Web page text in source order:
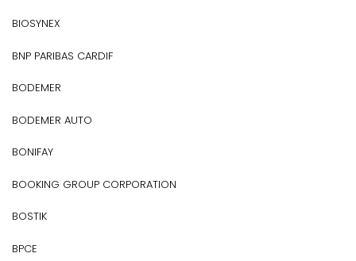
BIOSYNEX
BNP PARIBAS CARDIF
BODEMER
BODEMER AUTO
BONIFAY
BOOKING GROUP CORPORATION
BOSTIK
BPCE